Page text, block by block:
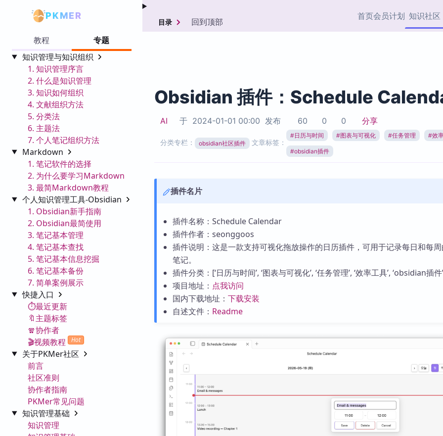
PKMER 首页会员计划 知识社区
协作者
热门链接Top5
加速访问 Obsidian 官方
市场
Zotero 插件
插件
教程
专题
知识管理与知识组织
1. 知识管理序言
2. 什么是知识管理
3. 知识如何组织
4. 文献组织方法
5. 分类法
6. 主题法
7. 个人笔记组织方法
Markdown
1. 笔记软件的选择
2. 为什么要学习Markdown
3. 最简Markdown教程
个人知识管理工具-Obsidian
1. Obsidian新手指南
2. Obsidian最简使用
3. 笔记基本管理
4. 笔记基本查找
5. 笔记基本信息挖掘
6. 笔记基本备份
7. 简单案例展示
快捷入口
⏱️最近更新
🔖主题标签
🧣协作者
🎬视频教程
Hot
关于PKMer社区
前言
社区准则
协作者指南
PKMer常见问题
知识管理基础
知识管理
目录 回到顶部
Obsidian 插件：Schedule
AI 于 2024-01-01 00:00 发布 60 0 0 分享
分类专栏： obsidian社区插件 文章标签：
#日历与时间 #图表与可视化 #任务管理 #效
#obsidian插件
插件名片
插件名称：Schedule Calendar
插件作者：seonggoos
插件说明：这是一款支持可视化拖放操作的日历插件，可用于记录每日和每
笔记。
插件分类：[‘日历与时间’, ‘图表与可视化’, ‘任务管理’, ‘效率工具’, ‘obsidian插件
项目地址： 点我访问
国内下载地址： 下载安装
自述文件： Readme